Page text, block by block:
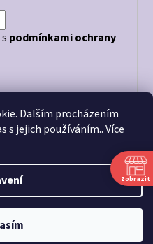
Dalším procházením
s jejich používáním.. Více
podmínkami ochrany
- PÁ 10:00 - 18:00
Shoptet
Zobrazit